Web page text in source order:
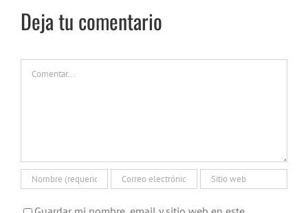
Deja tu comentario